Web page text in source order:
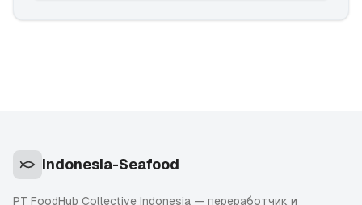
Indonesia-Seafood
PT FoodHub Collective Indonesia — переработчик и